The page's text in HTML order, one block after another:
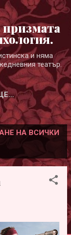
призмата
и няма
театър.
НА ВСИЧКИ